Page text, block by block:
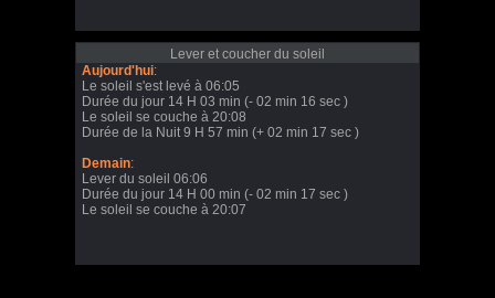
Lever et coucher du soleil
Aujourd'hui:
Le soleil s'est levé à 06:05
Durée du jour 14 H 03 min (- 02 min 16 sec )
Le soleil se couche à 20:08
Durée de la Nuit 9 H 57 min (+ 02 min 17 sec )
Demain:
Lever du soleil 06:06
Durée du jour 14 H 00 min (- 02 min 17 sec )
Le soleil se couche à 20:07